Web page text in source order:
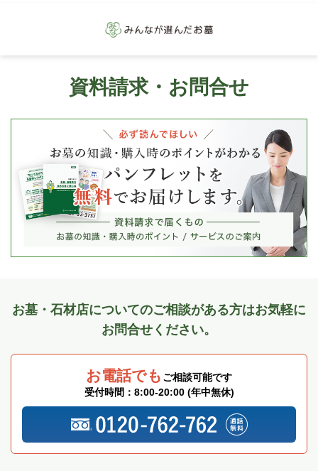
資料請求・お問合せ
お墓・石材店についてのご相談がある方はお気軽に
お問合せください。
お電話でも ご相談可能です
受付時間：8:00‐20:00 (年中無休)